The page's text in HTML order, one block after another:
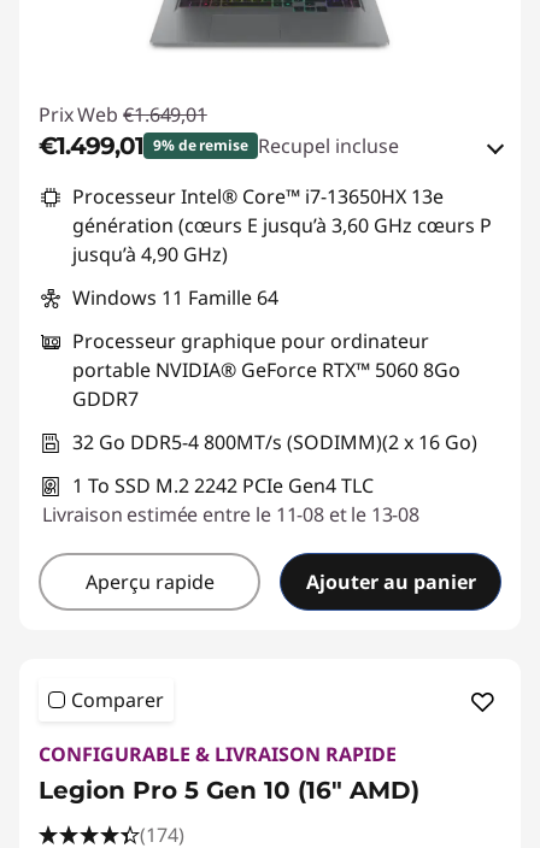
Prix Web €1.649,01
€1.499,01 9% de remise Recupel incluse
Bons de réduction en ligne :-€150,00
Code de réduction :
Processeur Intel® Core™ i7-13650HX 13e
génération (cœurs E jusqu’à 3,60 GHz cœurs P
jusqu’à 4,90 GHz)
Windows 11 Famille 64
Processeur graphique pour ordinateur
portable NVIDIA® GeForce RTX™ 5060 8Go
GDDR7
32 Go DDR5-4 800MT/s (SODIMM)(2 x 16 Go)
1 To SSD M.2 2242 PCIe Gen4 TLC
Livraison estimée entre le 11-08 et le 13-08
Aperçu rapide Ajouter au panier
Comparer
CONFIGURABLE & LIVRAISON RAPIDE
Legion Pro 5 Gen 10 (16" AMD)
(174)